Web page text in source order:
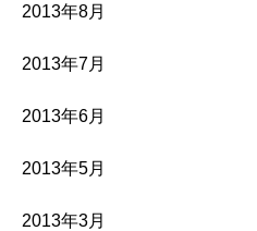
2013年8月
2013年7月
2013年6月
2013年5月
2013年3月